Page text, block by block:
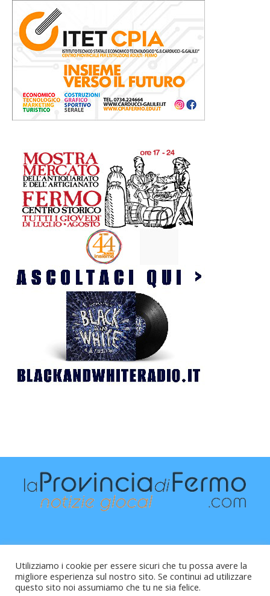
Utilizziamo i cookie per essere sicuri che tu possa avere la
migliore esperienza sul nostro sito. Se continui ad utilizzare
questo sito noi assumiamo che tu ne sia felice.